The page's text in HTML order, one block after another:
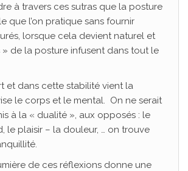
à travers ces sutras que la posture
que l’on pratique sans fournir
lorsque cela devient naturel et
» de la posture infusent dans tout le
et dans cette stabilité vient la
le corps et le mental. On ne serait
à la « dualité », aux opposés : le
le plaisir – la douleur, … on trouve
de ces réflexions donne une